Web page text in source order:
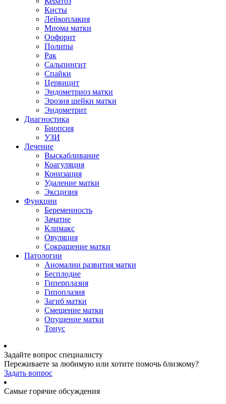
Кисты
Лейкоплакия
Миома матки
Оофорит
Полипы
Рак
Сальпингит
Спайки
Цервицит
Эндометриоз матки
Эрозия шейки матки
Эндометрит
Диагностика
Биопсия
УЗИ
Лечение
Выскабливание
Коагуляция
Конизация
Удаление матки
Эксцизия
Функции
Беременность
Зачатие
Климакс
Овуляция
Сокращение матки
Патологии
Аномалии развития матки
Бесплодие
Гиперплазия
Гипоплазия
Загиб матки
Смещение матки
Опущение матки
Тонус
Задайте вопрос специалисту
Переживаете за любимую или хотите помочь близкому?
Задать вопрос
Самые горячие обсуждения